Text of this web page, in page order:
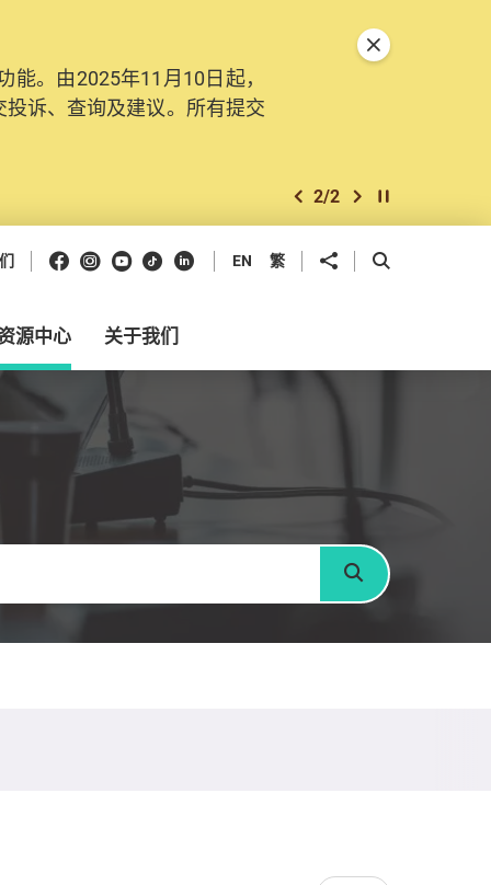
。由2025年11月10日起，
诉、查询及建议。所有提交
上一个
2/2 下一个开始/暂停幻灯
关闭特別通告
Facebook
Instagram
Youtube
抖音领英 EN 繁 分享到 开启搜寻框
源中心 关于我们
搜寻